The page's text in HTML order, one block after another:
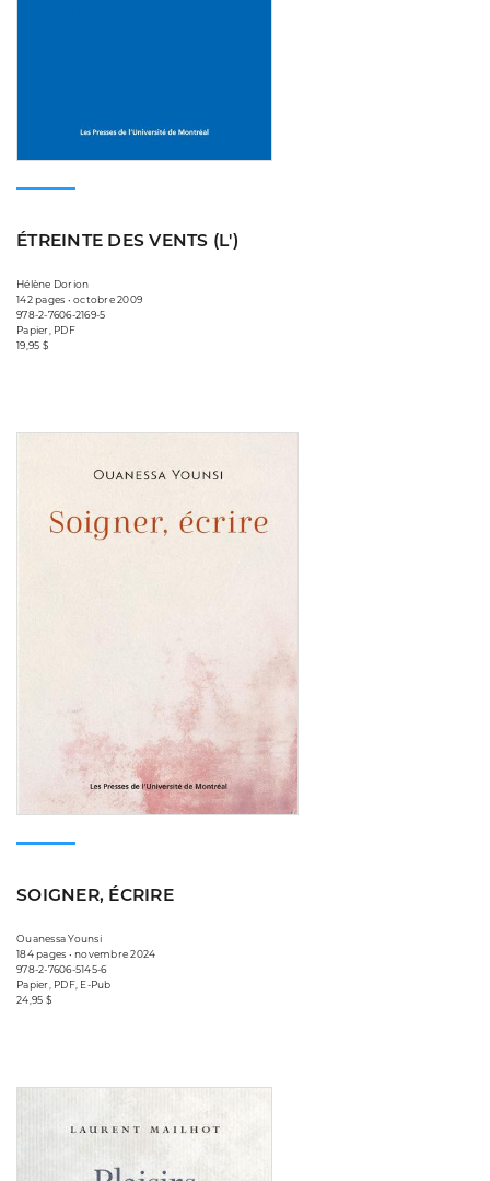
ÉTREINTE DES VENTS (L')
Hélène Dorion
142 pages • octobre 2009
978-2-7606-2169-5
Papier, PDF
19,95 $
SOIGNER, ÉCRIRE
Ouanessa Younsi
184 pages • novembre 2024
978-2-7606-5145-6
Papier, PDF, E-Pub
24,95 $